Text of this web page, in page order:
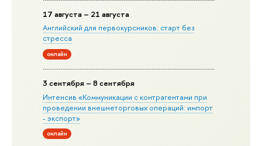
17 августа – 21 августа
Английский для первокурсников: старт без
стресса
онлайн
3 сентября – 8 сентября
Интенсив «Коммуникации с контрагентами при
проведении внешнеторговых операций: импорт
- экспорт»
онлайн